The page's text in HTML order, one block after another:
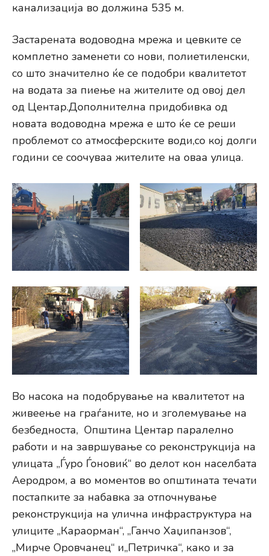
канализација во должина 535 м.
Застарената водоводна мрежа и цевките се
комплетно заменети со нови, полиетиленски,
со што значително ќе се подобри квалитетот
на водата за пиење на жителите од овој дел
од Центар.Дополнителна придобивка од
новата водоводна мрежа е што ќе се реши
проблемот со атмосферските води,со кој долги
години се соочуваа жителите на оваа улица.
Во насока на подобрување на квалитетот на
живеење на граѓаните, но и зголемување на
безбедноста, Општина Центар паралелно
работи и на завршување со реконструкција на
улицата „Ѓуро Ѓоновиќ“ во делот кон населбата
Аеродром, а во моментов во општината течати
постапките за набавка за отпочнување
реконструкција на улична инфраструктура на
улиците „Караорман“, „Ганчо Хаџипанзов“,
„Мирче Оровчанец“ и„Петричка“, како и за